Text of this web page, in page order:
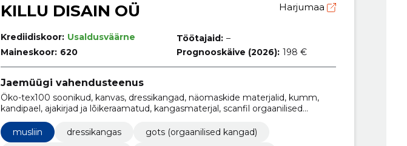
KILLU DISAIN OÜ Harjumaa
Krediidiskoor: Usaldusväärne
Maineskoor: 620
Töötajaid: –
Prognooskäive (2026): 198 €
Jaemüügi vahendusteenus
Öko-tex100 soonikud, kanvas, dressikangad, näomaskide materjalid, kumm,
kandipael, ajakirjad ja lõikeraamatud, kangasmaterjal, scanfil orgaanilised
musliin
dressikangas
gots (orgaanilised kangad)